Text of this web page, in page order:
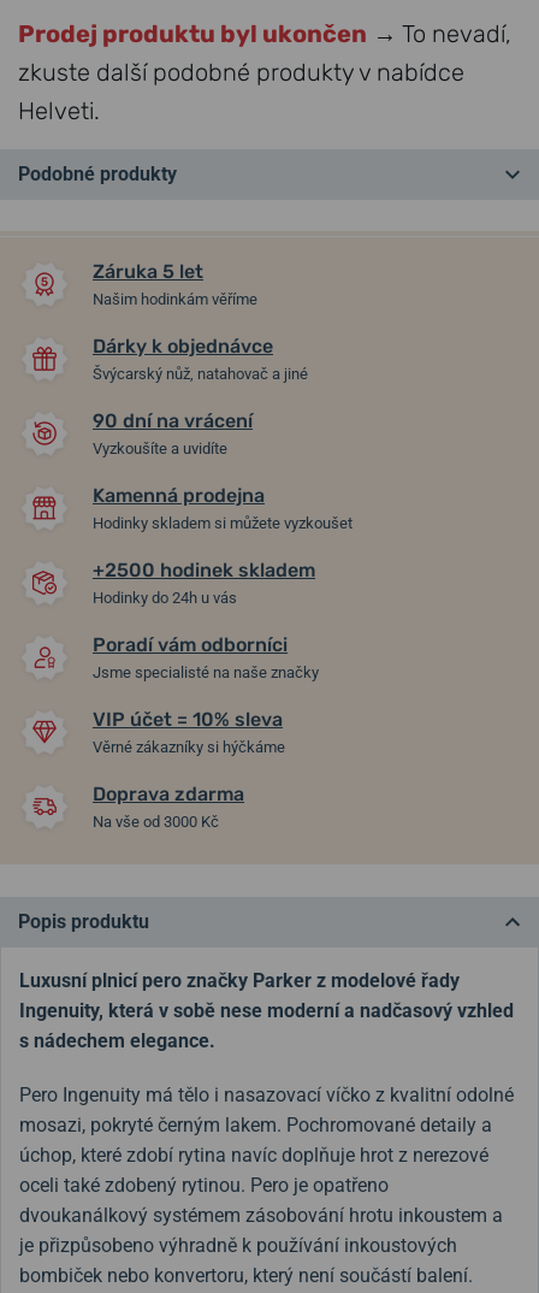
Prodej produktu byl ukončen → To nevadí,
zkuste další podobné produkty v nabídce
Helveti.
Podobné produkty
-30%
Plnicí pero Parker Urban
Premium Dark Blue CT
Skladem v pátek 14. 8. u vás
1 750 Kč
Plnicí pero Lamy Dialog 3
Pianoblack PT 1506/074788
Záruka 5 let
Našim hodinkám věříme
Dárky k objednávce
Švýcarský nůž, natahovač a jiné
90 dní na vrácení
Vyzkoušíte a uvidíte
Kamenná prodejna
Hodinky skladem si můžete vyzkoušet
+2500 hodinek skladem
Hodinky do 24h u vás
Poradí vám odborníci
Jsme specialisté na naše značky
VIP účet = 10% sleva
Věrné zákazníky si hýčkáme
Doprava zdarma
Na vše od 3000 Kč
Popis produktu
Luxusní plnicí pero značky Parker z modelové řady
Ingenuity, která v sobě nese moderní a nadčasový vzhled
s nádechem elegance.
Pero Ingenuity má tělo i nasazovací víčko z kvalitní odolné
mosazi, pokryté černým lakem. Pochromované detaily a
úchop, které zdobí rytina navíc doplňuje hrot z nerezové
oceli také zdobený rytinou. Pero je opatřeno
dvoukanálkový systémem zásobování hrotu inkoustem a
je přizpůsobeno výhradně k používání inkoustových
bombiček nebo konvertoru, který není součástí balení.